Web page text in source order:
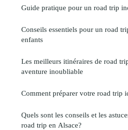
Guide pratique pour un road trip
Conseils essentiels pour un road
enfants
Les meilleurs itinéraires de road
aventure inoubliable
Comment préparer votre road trip
Quels sont les conseils et les
road trip en Alsace?